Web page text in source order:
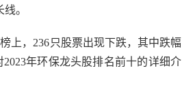
。
上，236只股票出现下跌，其中跌幅
年环保龙头股排名前十的详细介